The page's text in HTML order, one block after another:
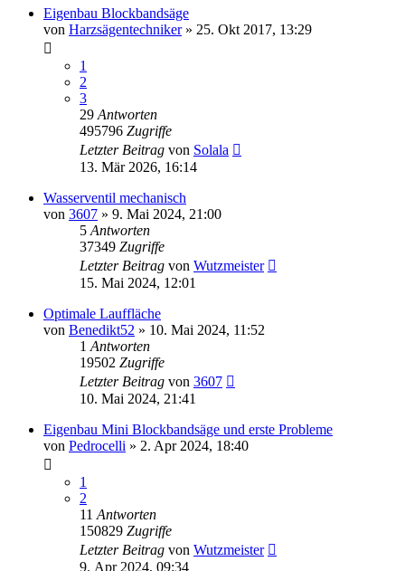
Eigenbau Blockbandsäge
von Harzsägentechniker» 25. Okt 2017, 13:29
1
2
3
29 Antworten
495796 Zugriffe
Letzter Beitrag von Solala
13. Mär 2026, 16:14
Wasserventil mechanisch
von 3607 » 9. Mai 2024, 21:00
5 Antworten
37349 Zugriffe
Letzter Beitrag von Wutzmeister
15. Mai 2024, 12:01
Optimale Lauffläche
von Benedikt52 » 10. Mai 2024, 11:52
1 Antworten
19502 Zugriffe
Letzter Beitrag von 3607
10. Mai 2024, 21:41
Eigenbau Mini Blockbandsäge und erste Probleme
von Pedrocelli » 2. Apr 2024, 18:40
1
2
11 Antworten
150829 Zugriffe
Letzter Beitrag von Wutzmeister
9. Apr 2024, 09:34